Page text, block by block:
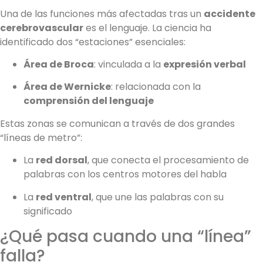
Una de las funciones más afectadas tras un accidente
cerebrovasculares el lenguaje. La ciencia ha
identificado dos “estaciones” esenciales:
Área de Broca: vinculada a la expresión verbal
Área de Wernicke: relacionada con la
comprensión del lenguaje
Estas zonas se comunican a través de dos grandes
“líneas de metro”:
La red dorsal, que conecta el procesamiento de
palabras con los centros motores del habla
La red ventral, que une las palabras con su
significado
¿Qué pasa cuando una “línea”
falla?